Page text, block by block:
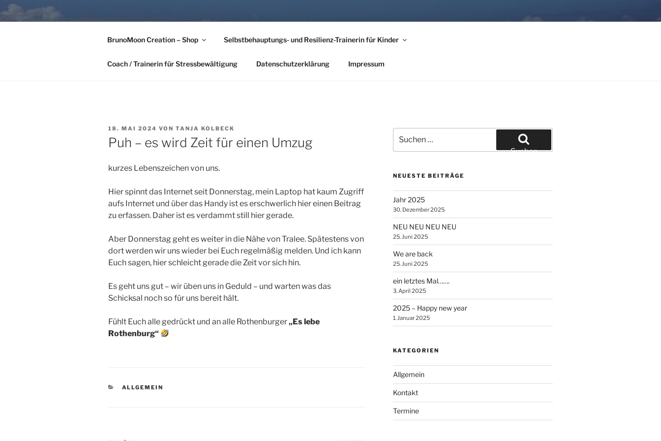
Zum
Inhalt
FÜR UNS GEHT ES NACH IRLAND
BrunoMoon Creation – Shop Selbstbehauptungs- und Resilienz-Trainerin für Kinder
Coach / Trainerin für Stressbewältigung Datenschutzerklärung Impressum
VERÖFFENTLICHT
AM
18. MAI 2024 VON TANJA KOLBECK
Puh – es wird Zeit für einen Umzug
kurzes Lebenszeichen von uns.
Hier spinnt das Internet seit Donnerstag, mein Laptop hat kaum Zugriff
aufs Internet und über das Handy ist es erschwerlich hier einen Beitrag
zu erfassen. Daher ist es verdammt still hier gerade.
Aber Donnerstag geht es weiter in die Nähe von Tralee. Spätestens von
dort werden wir uns wieder bei Euch regelmäßig melden. Und ich kann
Euch sagen, hier schleicht gerade die Zeit vor sich hin.
Es geht uns gut – wir üben uns in Geduld – und warten was das
Schicksal noch so für uns bereit hält.
Fühlt Euch alle gedrückt und an alle Rothenburger„Es lebe
Rothenburg“
KATEGORIEN
ALLGEMEIN
nach:
Suchen
NEUESTE BEITRÄGE
Jahr 2025
30. Dezember 2025
NEU NEU NEU NEU
25. Juni 2025
We are back
25. Juni 2025
ein letztes Mal…….
3. April 2025
2025 – Happy new year
1. Januar 2025
KATEGORIEN
Allgemein
Kontakt
Termine